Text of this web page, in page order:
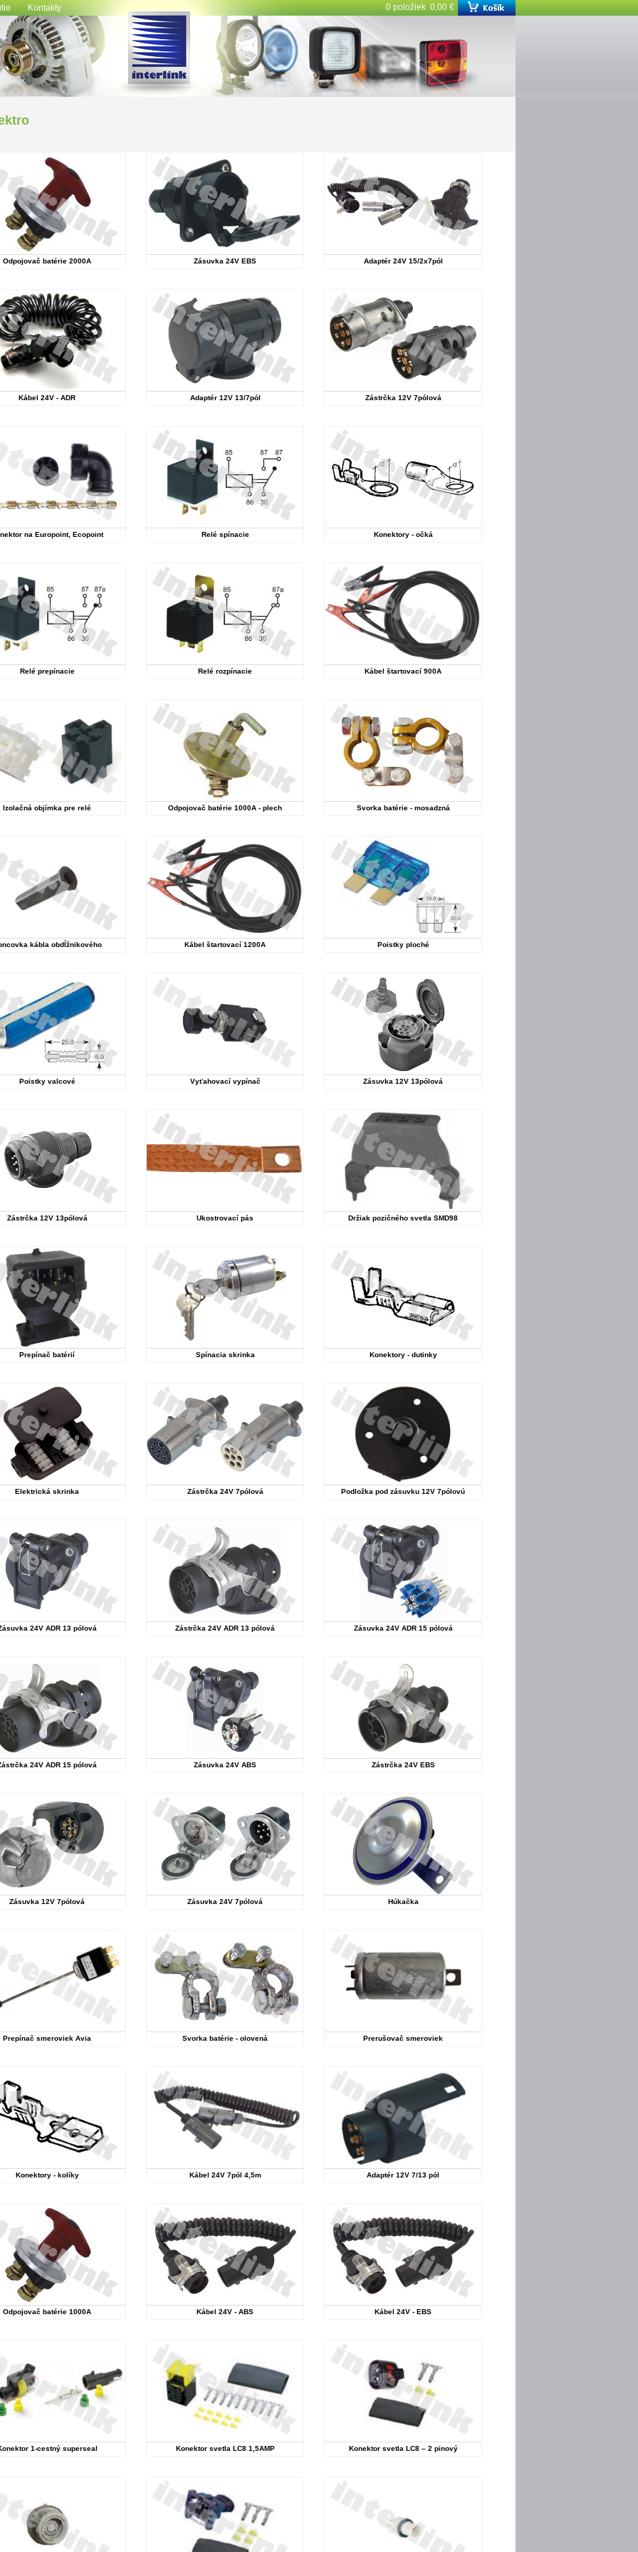
Kontakty 0 položiek 0,00 €
Odpojovač batérie 2000A Zásuvka 24V EBS Adaptér 24V 15/2x7pól
Kábel 24V - ADR Adaptér 12V 13/7pól Zástrčka 12V 7pólová
na Europoint, Ecopoint Relé spínacie Konektory - očká
Relé prepínacie Relé rozpínacie Kábel štartovací 900A
Izolačná objímka pre relé Odpojovač batérie 1000A - plech Svorka batérie - mosadzná
kábla obdĺžnikového Kábel štartovací 1200A Poistky ploché
Poistky valcové Vyťahovací vypínač Zásuvka 12V 13pólová
Zástrčka 12V 13pólová Ukostrovací pás Držiak pozičného svetla SMD98
Prepínač batérií Spínacia skrinka Konektory - dutinky
Elektrická skrinka Zástrčka 24V 7pólová Podložka pod zásuvku 12V 7pólovú
24V ADR 13 pólová Zástrčka 24V ADR 13 pólová Zásuvka 24V ADR 15 pólová
24V ADR 15 pólová Zásuvka 24V ABS Zástrčka 24V EBS
Zásuvka 12V 7pólová Zásuvka 24V 7pólová Húkačka
Prepínač smeroviek Avia Svorka batérie - olovená Prerušovač smeroviek
Konektory - kolíky Kábel 24V 7pól 4,5m Adaptér 12V 7/13 pól
Odpojovač batérie 1000A Kábel 24V - ABS Kábel 24V - EBS
1-cestný superseal Konektor svetla LC8 1,5AMP Konektor svetla LC8 – 2 pinový